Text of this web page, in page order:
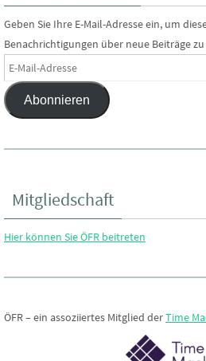
Geben Sie Ihre E-Mail-Adresse ein, um
Benachrichtigungen über neue Beiträge
E-
Mail-
AdresseAbonnieren
Mitgliedschaft
Hier können Sie ÖFR beitreten
ÖFR – ein assoziiertes Mitglied derTime